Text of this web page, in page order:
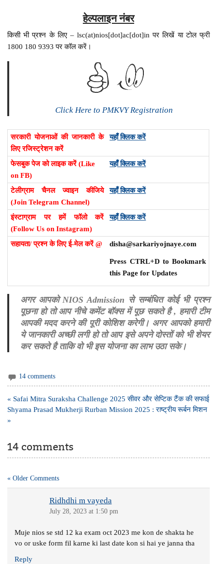
हेल्पलाइन नंबर
किसी भी प्रश्न के लिए – lsc(at)nios[dot]ac[dot]in पर लिखें या टोल फ्री
1800 180 9393 पर कॉल करें।
Click Here to PMKVY Registration
सरकारी योजनाओं की जानकारी के
लिए रजिस्ट्रेशन करें
यहाँ क्लिक करें
फेसबुक पेज को लाइक करें (Like
on FB)
यहाँ क्लिक करें
टेलीग्राम चैनल ज्वाइन कीजिये
(Join Telegram Channel)
यहाँ क्लिक करें
इंस्टाग्राम पर हमें फॉलो करें
(Follow Us on Instagram)
यहाँ क्लिक करें
सहायता/ प्रश्न के लिए ई-मेल करें @ disha@sarkariyojnaye.com
Press CTRL+D to Bookmark
this Page for Updates
अगर आपको NIOS Admission से सम्बंधित कोई भी प्रश्न
पूछना हो तो आप नीचे कमेंट बॉक्स में पूछ सकते है , हमारी टीम
आपकी मदद करने की पूरी कोशिश करेगी। अगर आपको हमारी
ये जानकारी अच्छी लगी हो तो आप इसे अपने दोस्तों को भी शेयर
कर सकते है ताकि वो भी इस योजना का लाभ उठा सके।
14 comments
Post
navigation
« Safai Mitra Suraksha Challenge 2025 सीवर और सेप्टिक टैंक की सफाई
Shyama Prasad Mukherji Rurban Mission 2025 : राष्ट्रीय रूर्बन मिशन
»
14 comments
« Older Comments
Ridhdhi m vayeda
July 28, 2023 at 1:50 pm
Muje nios se std 12 ka exam oct 2023 me kon de shakta he
vo or uske form fil karne ki last date kon si hai ye janna tha
Reply